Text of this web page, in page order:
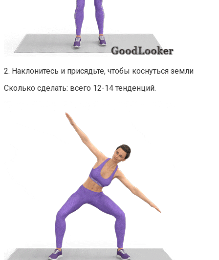
2. Наклонитесь и присядьте, чтобы коснуться земли
Сколько сделать: всего 12-14 тенденций.